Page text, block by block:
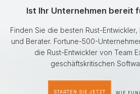
Ist Ihr Unternehmen bereit
Finden Sie die besten Rust-
und Berater. Fortune-500-
die Rust-Entwickler von Team
geschäftskritischen
STARTEN SIE JETZT WIE